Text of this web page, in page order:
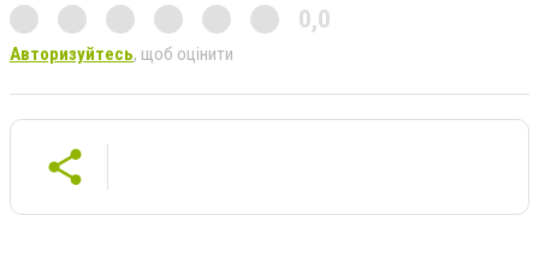
0,0
Авторизуйтесь, щоб оцінити